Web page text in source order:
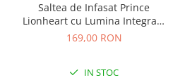
Saltea de Infasat Prince
Lionheart cu Lumina Integrata
si Husa Impermeabila Gri
169,00 RON
IN STOC